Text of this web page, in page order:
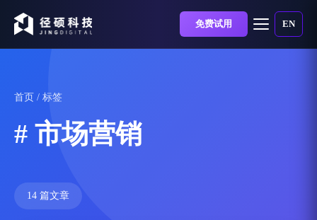
免费试用 EN
首页 / 标签
# 市场营销
14 篇文章